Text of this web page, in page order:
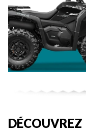
DÉCOUVREZ